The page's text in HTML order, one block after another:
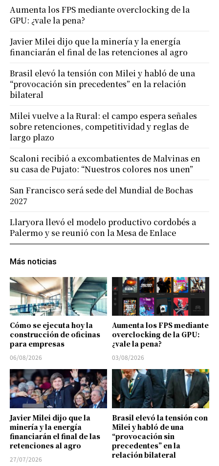
Más noticias
Cómo se ejecuta hoy la
construcción de oficinas
para empresas
06/08/2026
Aumenta los FPS mediante
overclocking de la GPU:
¿vale la pena?
03/08/2026
Javier Milei dijo que la
minería y la energía
financiarán el final de las
retenciones al agro
27/07/2026
Brasil elevó la tensión con
Milei y habló de una
“provocación sin
precedentes” en la
relación bilateral
Aumenta los FPS mediante overclocking de la
GPU: ¿vale la pena?
Javier Milei dijo que la minería y la energía
financiarán el final de las retenciones al agro
Brasil elevó la tensión con Milei y habló de una
“provocación sin precedentes” en la relación
bilateral
Milei vuelve a la Rural: el campo espera señales
sobre retenciones, competitividad y reglas de
largo plazo
Scaloni recibió a excombatientes de Malvinas en
su casa de Pujato: “Nuestros colores nos unen”
San Francisco será sede del Mundial de Bochas
2027
Llaryora llevó el modelo productivo cordobés a
Palermo y se reunió con la Mesa de Enlace